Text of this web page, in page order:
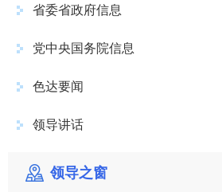
省委省政府信息
党中央国务院信息
色达要闻
领导讲话
领导之窗